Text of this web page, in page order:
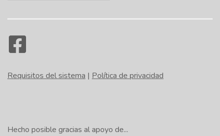
Requisitos del sistema | Política de privacidad
Hecho posible gracias al apoyo de...